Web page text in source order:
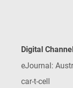
Digital
eJournal:
car-t-cell